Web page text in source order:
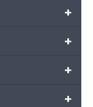
+
+
+
+